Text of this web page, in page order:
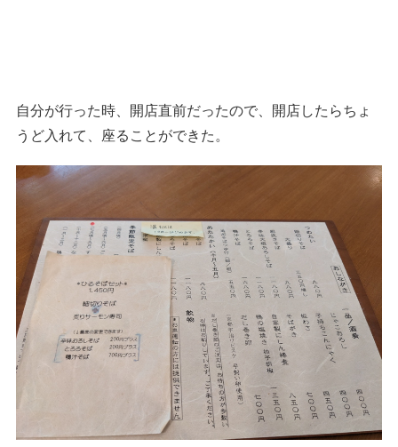
自分が行った時、開店直前だったので、開店したらちょ
うど入れて、座ることができた。